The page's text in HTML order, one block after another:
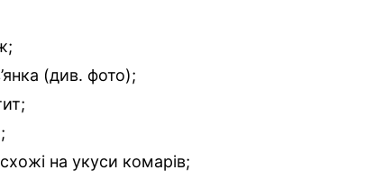
(див. фото);
на укуси комарів;